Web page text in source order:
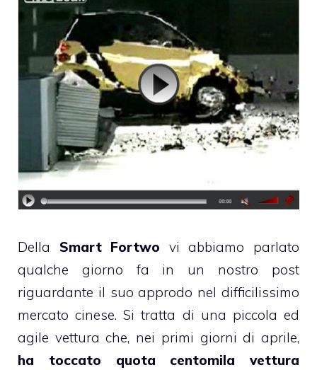
Della Smart Fortwo vi abbiamo parlato
qualche giorno fa in un nostro post
riguardante il suo approdo nel difficilissimo
mercato cinese. Si tratta di una piccola ed
agile vettura che, nei primi giorni di aprile,
ha toccato quota centomila vettura